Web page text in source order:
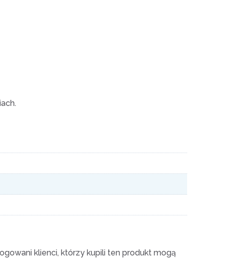
klienci, którzy kupili ten produkt mogą